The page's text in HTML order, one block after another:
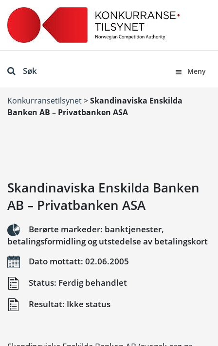
Søk Meny
Konkurransetilsynet>Skandinaviska Enskilda
Banken AB – Privatbanken ASA
Skandinaviska Enskilda Banken
AB – Privatbanken ASA
Berørte markeder: banktjenester,
betalingsformidling og utstedelse av betalingskort
Dato mottatt: 02.06.2005
Status: Ferdig behandlet
Resultat: Ikke status